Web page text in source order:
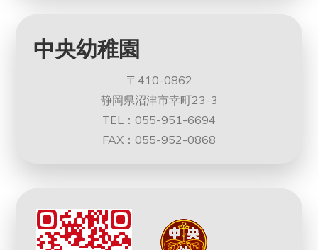
中央幼稚園
〒410-0862
静岡県沼津市幸町23-3
TEL：055-951-6694
FAX：055-952-0868